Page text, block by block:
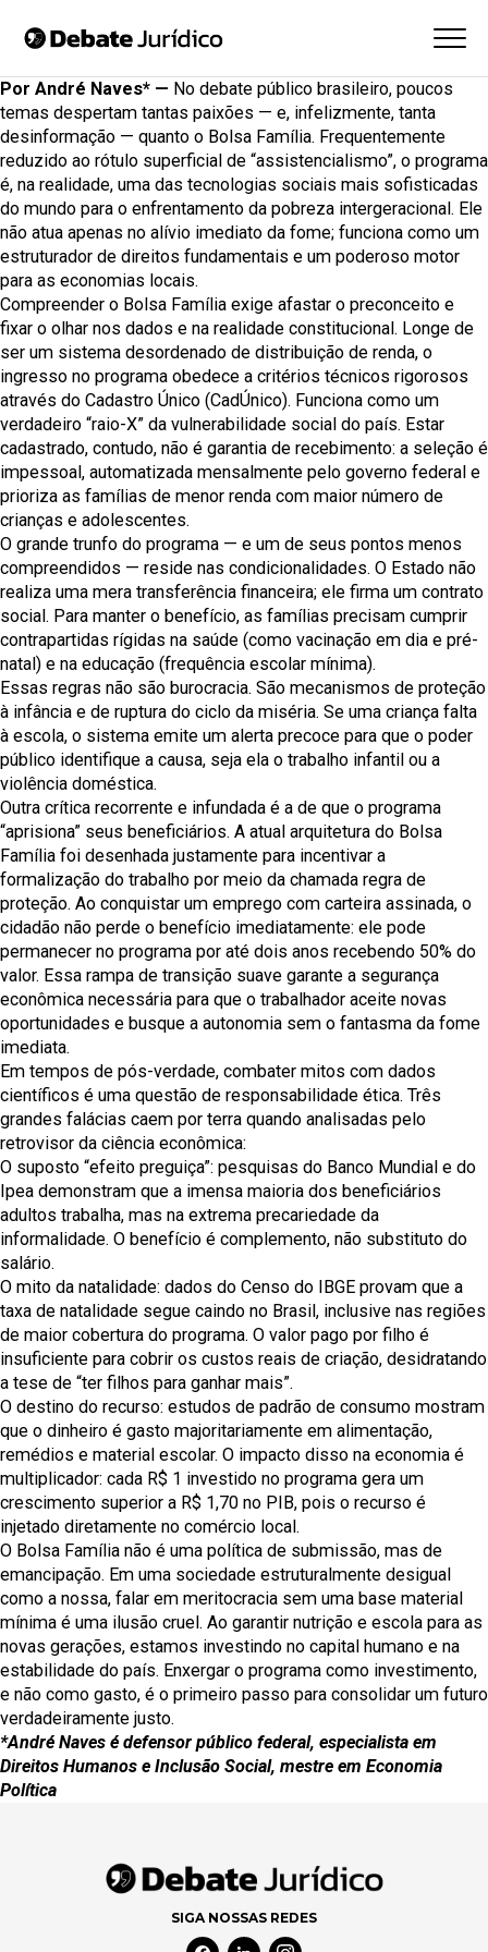
Por André Naves* — No debate público brasileiro, poucos
temas despertam tantas paixões — e, infelizmente, tanta
desinformação — quanto o Bolsa Família. Frequentemente
reduzido ao rótulo superficial de “assistencialismo”, o programa
é, na realidade, uma das tecnologias sociais mais sofisticadas
do mundo para o enfrentamento da pobreza intergeracional. Ele
não atua apenas no alívio imediato da fome; funciona como um
estruturador de direitos fundamentais e um poderoso motor
para as economias locais.
Compreender o Bolsa Família exige afastar o preconceito e
fixar o olhar nos dados e na realidade constitucional. Longe de
ser um sistema desordenado de distribuição de renda, o
ingresso no programa obedece a critérios técnicos rigorosos
através do Cadastro Único (CadÚnico). Funciona como um
verdadeiro “raio-X” da vulnerabilidade social do país. Estar
cadastrado, contudo, não é garantia de recebimento: a seleção é
impessoal, automatizada mensalmente pelo governo federal e
prioriza as famílias de menor renda com maior número de
crianças e adolescentes.
O grande trunfo do programa — e um de seus pontos menos
compreendidos — reside nas condicionalidades. O Estado não
realiza uma mera transferência financeira; ele firma um contrato
social. Para manter o benefício, as famílias precisam cumprir
contrapartidas rígidas na saúde (como vacinação em dia e pré-
natal) e na educação (frequência escolar mínima).
Essas regras não são burocracia. São mecanismos de proteção
à infância e de ruptura do ciclo da miséria. Se uma criança falta
à escola, o sistema emite um alerta precoce para que o poder
público identifique a causa, seja ela o trabalho infantil ou a
violência doméstica.
Outra crítica recorrente e infundada é a de que o programa
“aprisiona” seus beneficiários. A atual arquitetura do Bolsa
Família foi desenhada justamente para incentivar a
formalização do trabalho por meio da chamada regra de
proteção. Ao conquistar um emprego com carteira assinada, o
cidadão não perde o benefício imediatamente: ele pode
permanecer no programa por até dois anos recebendo 50% do
valor. Essa rampa de transição suave garante a segurança
econômica necessária para que o trabalhador aceite novas
oportunidades e busque a autonomia sem o fantasma da fome
imediata.
Em tempos de pós-verdade, combater mitos com dados
científicos é uma questão de responsabilidade ética. Três
grandes falácias caem por terra quando analisadas pelo
retrovisor da ciência econômica:
O suposto “efeito preguiça”: pesquisas do Banco Mundial e do
Ipea demonstram que a imensa maioria dos beneficiários
adultos trabalha, mas na extrema precariedade da
informalidade. O benefício é complemento, não substituto do
salário.
O mito da natalidade: dados do Censo do IBGE provam que a
taxa de natalidade segue caindo no Brasil, inclusive nas regiões
de maior cobertura do programa. O valor pago por filho é
insuficiente para cobrir os custos reais de criação, desidratando
a tese de “ter filhos para ganhar mais”.
O destino do recurso: estudos de padrão de consumo mostram
que o dinheiro é gasto majoritariamente em alimentação,
remédios e material escolar. O impacto disso na economia é
multiplicador: cada R$ 1 investido no programa gera um
crescimento superior a R$ 1,70 no PIB, pois o recurso é
injetado diretamente no comércio local.
O Bolsa Família não é uma política de submissão, mas de
emancipação. Em uma sociedade estruturalmente desigual
como a nossa, falar em meritocracia sem uma base material
mínima é uma ilusão cruel. Ao garantir nutrição e escola para as
novas gerações, estamos investindo no capital humano e na
estabilidade do país. Enxergar o programa como investimento,
e não como gasto, é o primeiro passo para consolidar um futuro
verdadeiramente justo.
*André Naves é defensor público federal, especialista em
Direitos Humanos e Inclusão Social, mestre em Economia
Política
SIGA NOSSAS REDES